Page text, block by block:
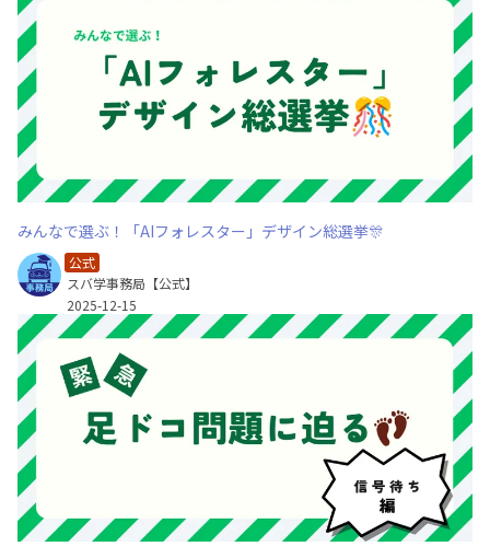
みんなで選ぶ！「AIフォレスター」デザイン総選挙🎊
公式
スバ学事務局【公式】
2025-12-15